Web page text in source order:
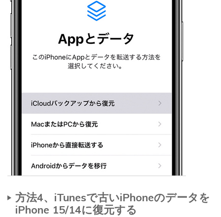
方法4、iTunesで古いiPhoneのデータを
iPhone 15/14に復元する